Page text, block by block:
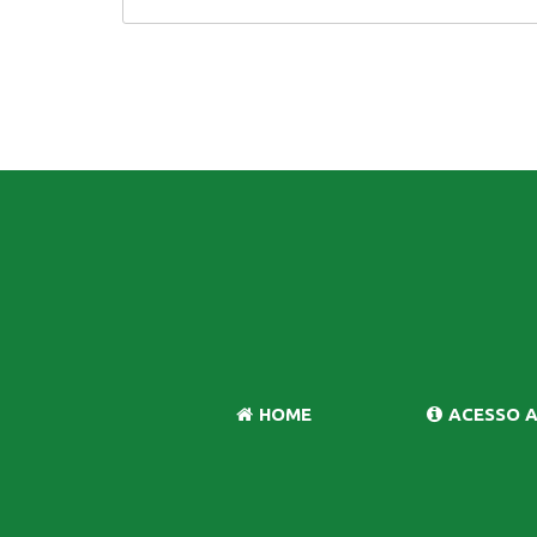
HOME ACESSO